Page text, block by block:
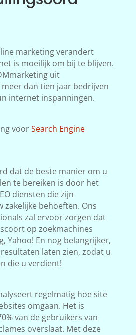
marketing verandert
is moeilijk om bij te blijven.
uit
dan tien jaar bedrijven
internet inspanningen.
voorSearch Engine
dat de beste manier om u
te bereiken is door het
diensten die zijn
zakelijke behoeften. Ons
zal ervoor zorgen dat
op zoekmachines
Yahoo! En nog belangrijker,
laten zien, zodat u
die u verdient!
regelmatig hoe site
omgaan. Het is
van de gebruikers van
overslaat. Met deze